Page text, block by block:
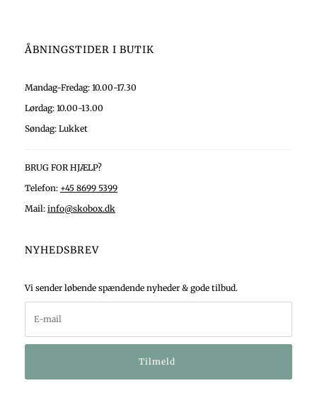
ÅBNINGSTIDER I BUTIK
Mandag-Fredag: 10.00-17.30
Lørdag: 10.00-13.00
Søndag: Lukket
BRUG FOR HJÆLP?
Telefon: +45 8699 5399
Mail: info@skobox.dk
NYHEDSBREV
Vi sender løbende spændende nyheder & gode tilbud.